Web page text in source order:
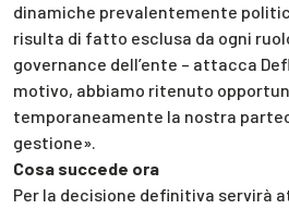
dinamiche prevalentemente
risulta di fatto esclusa da ogni
governance dell’ente – attacca
motivo, abbiamo ritenuto
temporaneamente la nostra
gestione».
Cosa succede ora
Per la decisione definitiva servirà